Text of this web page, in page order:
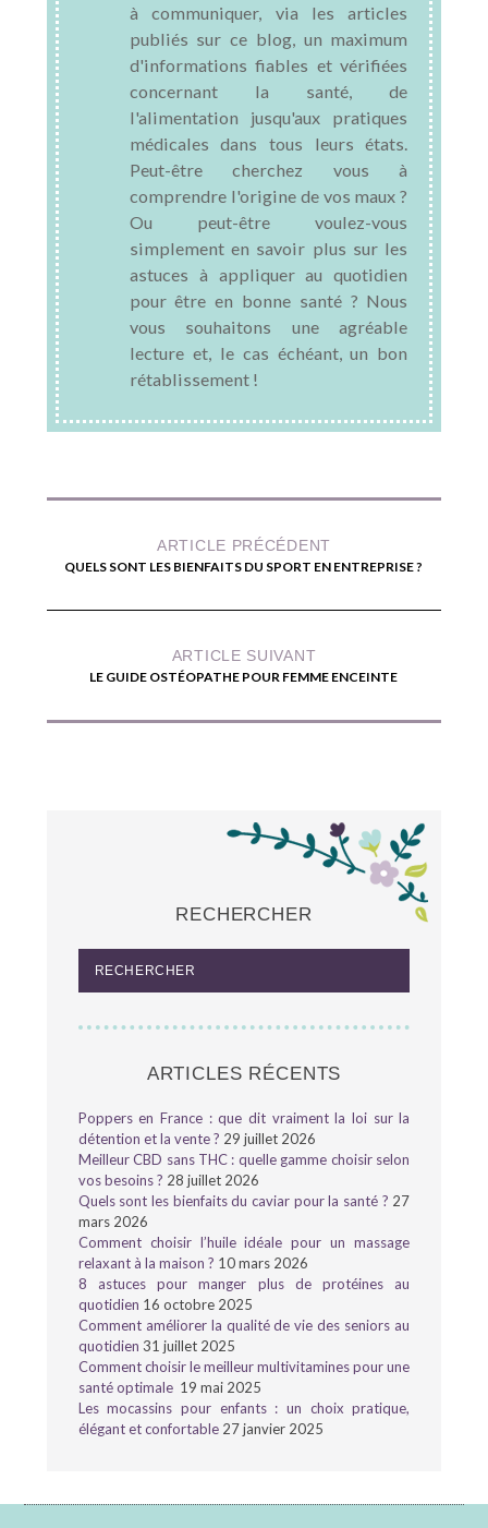
à communiquer, via les articles
publiés sur ce blog, un maximum
d'informations fiables et vérifiées
concernant la santé, de
l'alimentation jusqu'aux pratiques
médicales dans tous leurs états.
Peut-être cherchez vous à
comprendre l'origine de vos maux ?
Ou peut-être voulez-vous
simplement en savoir plus sur les
astuces à appliquer au quotidien
pour être en bonne santé ? Nous
vous souhaitons une agréable
lecture et, le cas échéant, un bon
rétablissement !
ARTICLE PRÉCÉDENT
QUELS SONT LES BIENFAITS DU SPORT EN ENTREPRISE ?
ARTICLE SUIVANT
LE GUIDE OSTÉOPATHE POUR FEMME ENCEINTE
RECHERCHER
ARTICLES RÉCENTS
Poppers en France : que dit vraiment la loi sur la
détention et la vente ? 29 juillet 2026
Meilleur CBD sans THC : quelle gamme choisir selon
vos besoins ? 28 juillet 2026
Quels sont les bienfaits du caviar pour la santé ? 27
mars 2026
Comment choisir l’huile idéale pour un massage
relaxant à la maison ? 10 mars 2026
8 astuces pour manger plus de protéines au
quotidien 16 octobre 2025
Comment améliorer la qualité de vie des seniors au
quotidien 31 juillet 2025
Comment choisir le meilleur multivitamines pour une
santé optimale 19 mai 2025
Les mocassins pour enfants : un choix pratique,
élégant et confortable 27 janvier 2025